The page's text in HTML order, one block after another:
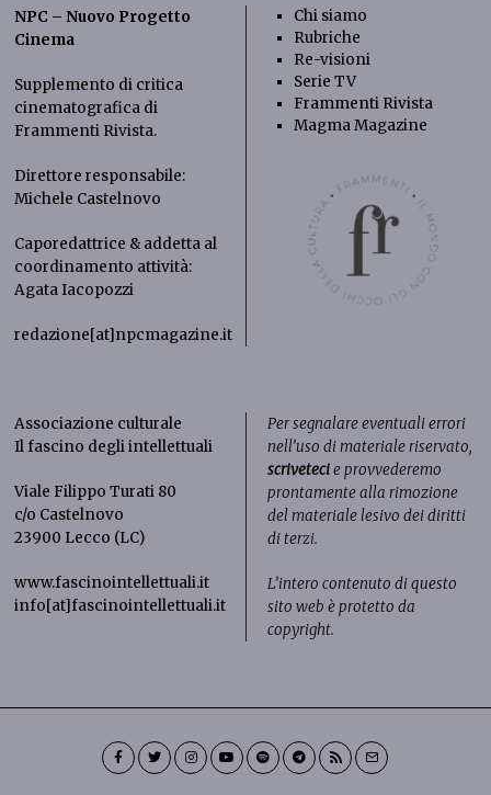
NPC – Nuovo Progetto
Cinema
Supplemento di critica
cinematografica di
Frammenti Rivista.
Direttore responsabile:
Michele Castelnovo
Caporedattrice & addetta al
coordinamento attività:
Agata Iacopozzi
redazione[at]npcmagazine.it
Chi siamo
Rubriche
Re-visioni
Serie TV
Frammenti Rivista
Magma Magazine
Associazione culturale
Il fascino degli intellettuali
Viale Filippo Turati 80
c/o Castelnovo
23900 Lecco (LC)
www.fascinointellettuali.it
info[at]fascinointellettuali.it
Per segnalare eventuali errori
nell’uso di materiale riservato,
scrivetecie provvederemo
prontamente alla rimozione
del materiale lesivo dei diritti
di terzi.
L’intero contenuto di questo
sito web è protetto da
copyright.